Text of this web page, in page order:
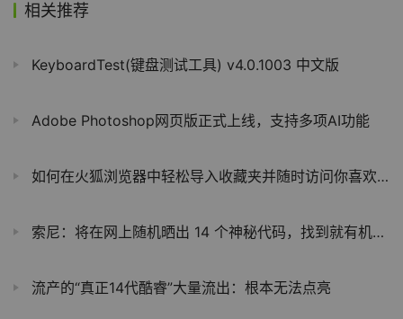
相关推荐
KeyboardTest(键盘测试工具) v4.0.1003 中文版
Adobe Photoshop网页版正式上线，支持多项AI功能
如何在火狐浏览器中轻松导入收藏夹并随时访问你喜欢的网站
索尼：将在网上随机晒出 14 个神秘代码，找到就有机会赢取 PS5，中国香港 / 台湾可参与
流产的“真正14代酷睿”大量流出：根本无法点亮